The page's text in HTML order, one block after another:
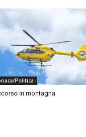
Politica
in montagna